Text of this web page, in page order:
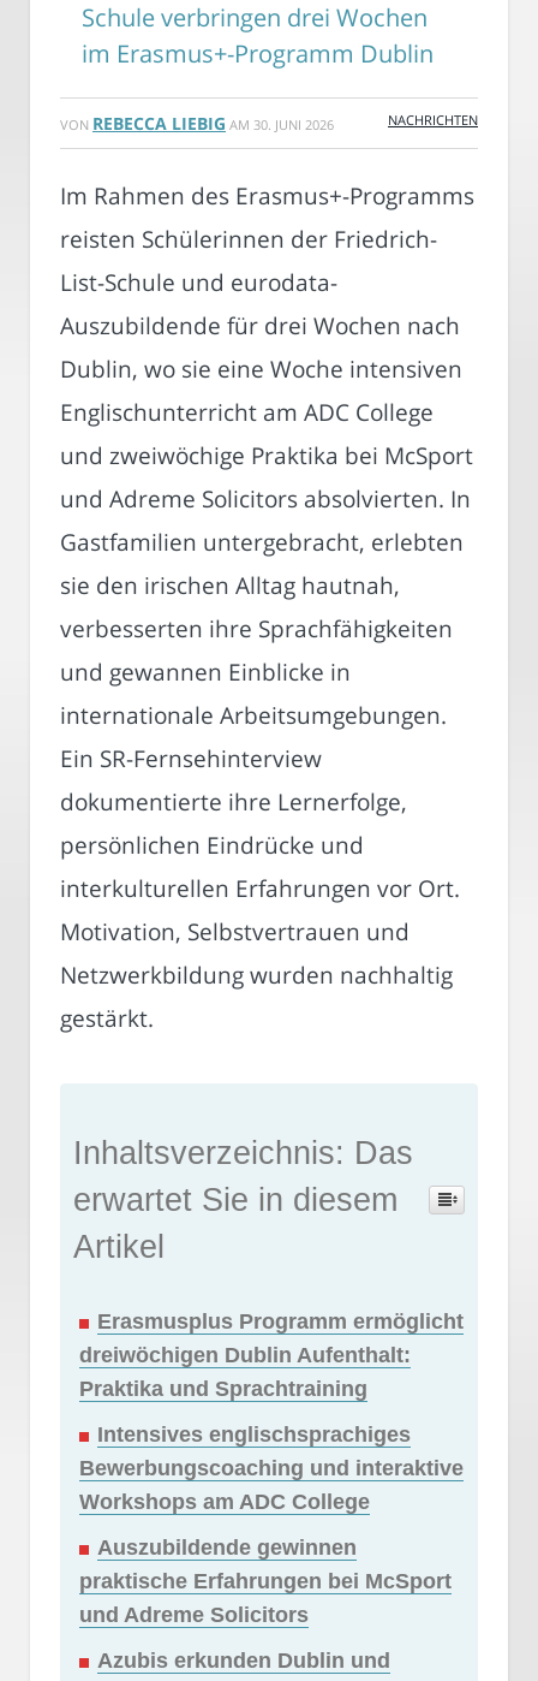
Schule verbringen drei Wochen
im Erasmus+-Programm Dublin
VON REBECCA LIEBIG AM 30. JUNI 2026 NACHRICHTEN
Im Rahmen des Erasmus+-Programms
reisten Schülerinnen der Friedrich-
List-Schule und eurodata-
Auszubildende für drei Wochen nach
Dublin, wo sie eine Woche intensiven
Englischunterricht am ADC College
und zweiwöchige Praktika bei McSport
und Adreme Solicitors absolvierten. In
Gastfamilien untergebracht, erlebten
sie den irischen Alltag hautnah,
verbesserten ihre Sprachfähigkeiten
und gewannen Einblicke in
internationale Arbeitsumgebungen.
Ein SR-Fernsehinterview
dokumentierte ihre Lernerfolge,
persönlichen Eindrücke und
interkulturellen Erfahrungen vor Ort.
Motivation, Selbstvertrauen und
Netzwerkbildung wurden nachhaltig
gestärkt.
Inhaltsverzeichnis: Das
erwartet Sie in diesem
Artikel
Erasmusplus Programm ermöglicht
dreiwöchigen Dublin Aufenthalt:
Praktika und Sprachtraining
Intensives englischsprachiges
Bewerbungscoaching und interaktive
Workshops am ADC College
Auszubildende gewinnen
praktische Erfahrungen bei McSport
und Adreme Solicitors
Azubis erkunden Dublin und